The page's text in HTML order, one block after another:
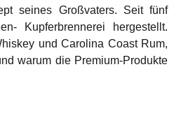
seines Großvaters. Seit fünf
Kupferbrennerei hergestellt.
und Carolina Coast Rum,
warum die Premium-Produkte